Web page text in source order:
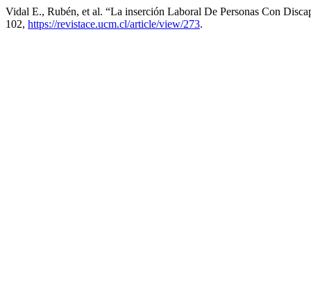
Vidal E., Rubén, et al. “La inserción Laboral De Personas Con
102, https://revistace.ucm.cl/article/view/273.